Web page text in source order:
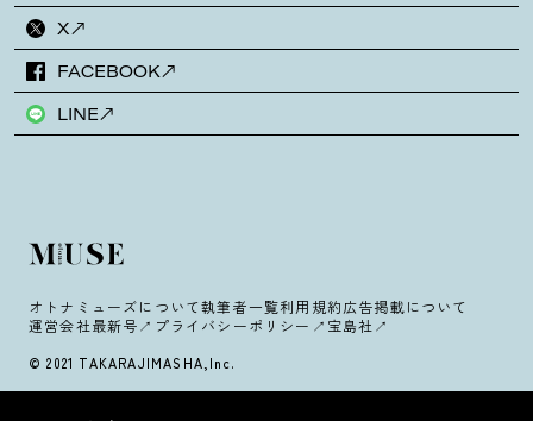
X
FACEBOOK
LINE
オトナミューズについて執筆者一覧利用規約広告掲載について
運営会社最新号 プライバシーポリシー 宝島社
© 2021 TAKARAJIMASHA,Inc.